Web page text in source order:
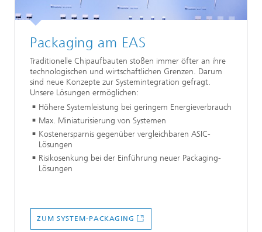
Packaging am EAS
Traditionelle Chipaufbauten stoßen immer öfter an ihre
technologischen und wirtschaftlichen Grenzen. Darum
sind neue Konzepte zur Systemintegration gefragt.
Unsere Lösungen ermöglichen:
Höhere Systemleistung bei geringem Energieverbrauch
Max. Miniaturisierung von Systemen
Kostenersparnis gegenüber vergleichbaren ASIC-
Lösungen
Risikosenkung bei der Einführung neuer Packaging-
Lösungen
ZUM SYSTEM-PACKAGING